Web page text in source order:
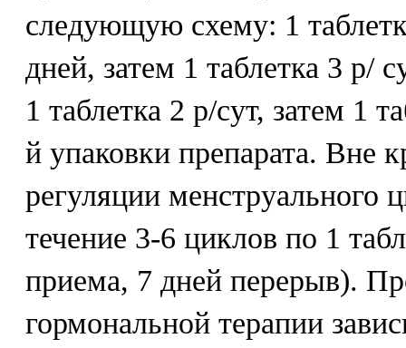
следующую схему: 1
дней, затем 1 таблетка 3 р/
1 таблетка 2 р/сут, затем 1
й упаковки препарата. Вне
регуляции менструального
течение 3-6 циклов по 1
приема, 7 дней перерыв).
гормональной терапии